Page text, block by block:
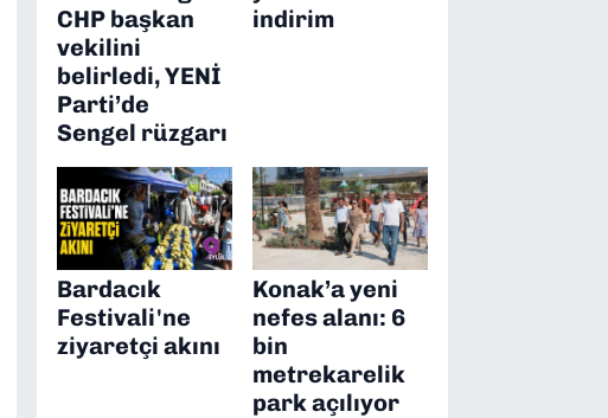
CHP başkan
vekilini
belirledi, YENİ
Parti’de
Sengel rüzgarı
indirim
Bardacık
Festivali'ne
ziyaretçi akını
Konak’a yeni
nefes alanı: 6
bin
metrekarelik
park açılıyor